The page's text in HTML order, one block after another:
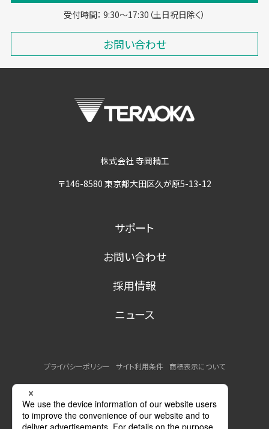
受付時間： 9:30～17:30（土日祝日除く）
お問い合わせ
株式会社 寺岡精工
〒146-8580 東京都大田区久が原5-13-12
サポート
お問い合わせ
採用情報
ニュース
プライバシーポリシー サイト利用条件
商標表示について
MSDSの提供について